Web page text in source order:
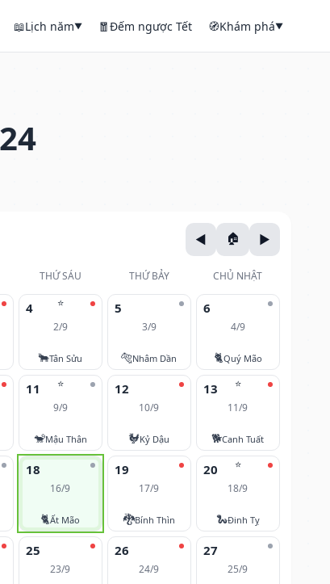
📖Lịch năm▼ 🧧Đếm ngược Tết 🧭Khám phá▼
THỨ SÁU THỨ BẢY CHỦ NHẬT
⭐
4
2/9
🐂Tân Sửu
5
3/9
🐅Nhâm Dần
6
4/9
🐈Quý Mão
⭐
11
9/9
🐒Mậu Thân
12
10/9
🐓Kỷ Dậu
⭐
13
11/9
🐕Canh Tuất
18
16/9
🐈Ất Mão
19
17/9
🐉Bính Thìn
⭐
20
18/9
🐍Đinh Tỵ
25
23/9
26
24/9
27
25/9